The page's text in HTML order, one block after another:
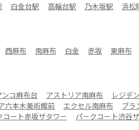
白金台駅 高輪台駅 乃木坂駅 浜松
西麻布 南麻布 白金 赤坂 東麻布
ンコ麻布台 アストリア南麻布
レジデ
六本木美術館前 エクセル南麻布
ブラ
コート赤坂ザタワー
パークコート渋谷